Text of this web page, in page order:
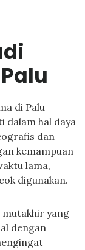
di Palu
dalam hal daya
dan
kemampuan
lama,
digunakan.
mutakhir yang
dengan